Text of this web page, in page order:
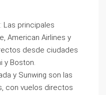
: Las principales
American Airlines y
desde ciudades
y Boston.
y Sunwing son las
con vuelos directos